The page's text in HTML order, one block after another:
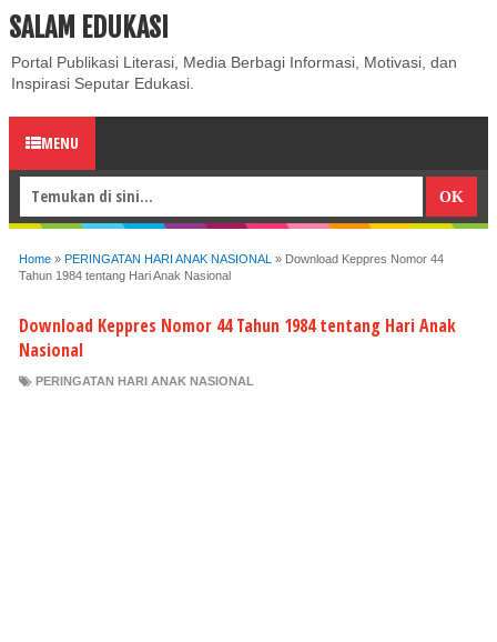
ABOUT CONTACT US
SALAM EDUKASI
Portal Publikasi Literasi, Media Berbagi Informasi, Motivasi, dan
Inspirasi Seputar Edukasi.
MENU
Home » PERINGATAN HARI ANAK NASIONAL » Download Keppres Nomor 44
Tahun 1984 tentang Hari Anak Nasional
Download Keppres Nomor 44 Tahun 1984 tentang Hari Anak
Nasional
PERINGATAN HARI ANAK NASIONAL